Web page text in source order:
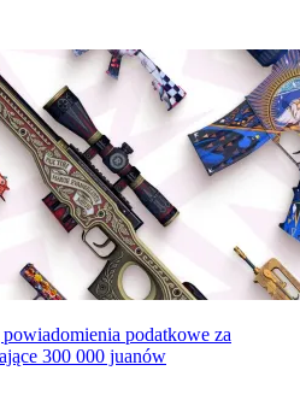
powiadomienia podatkowe za
300 000 juanów